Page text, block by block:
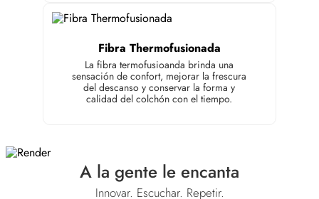
Fibra Thermofusionada
La fibra termofusioanda brinda una
sensación de confort, mejorar la frescura
del descanso y conservar la forma y
calidad del colchón con el tiempo.
A la gente le encanta
Innovar. Escuchar. Repetir.